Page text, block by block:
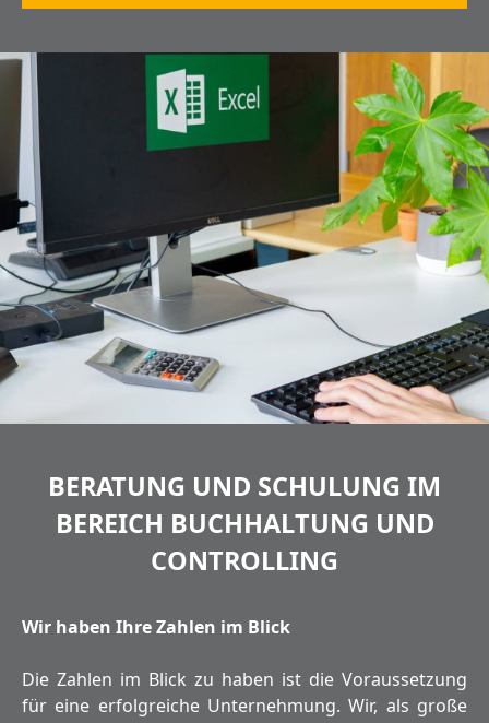
BERATUNG UND SCHULUNG IM
BEREICH BUCHHALTUNG UND
CONTROLLING
Wir haben Ihre Zahlen im Blick
Die Zahlen im Blick zu haben ist die Voraussetzung
für eine erfolgreiche Unternehmung. Wir, als große